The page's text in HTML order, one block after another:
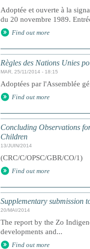
Adoptée et ouverte à la
du 20 novembre 1989.
Find out more
Règles des Nations Unies
MAR, 25/11/2014 - 18:15
Adoptées par l'Assemblée
Find out more
Concluding Observations
Children
13/JUIN/2014
(CRC/C/OPSC/GBR/CO/1)
Find out more
Supplementary submission
20/MAI/2014
The report by the Zo
developments and...
Find out more